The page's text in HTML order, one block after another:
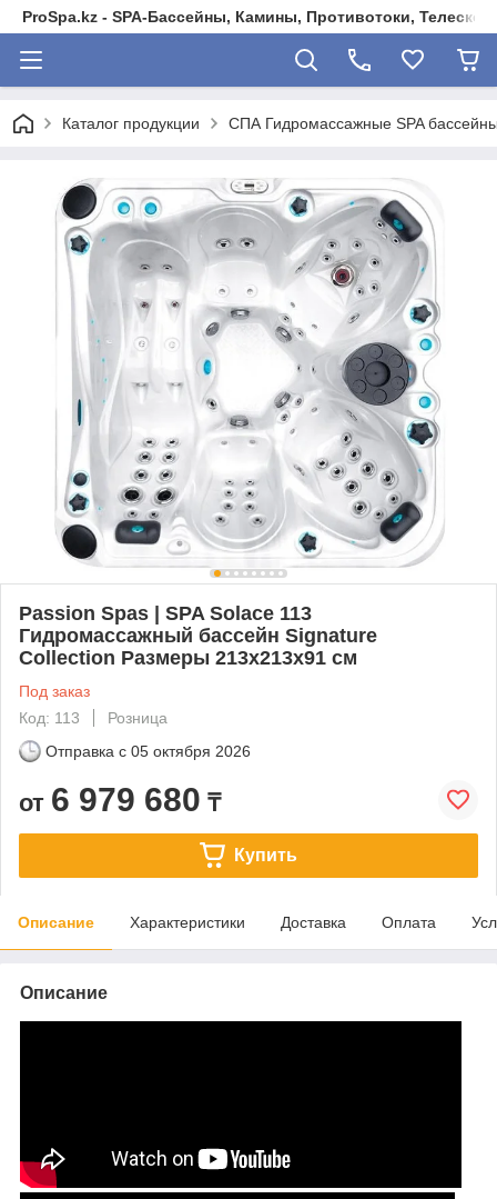
ProSpa.kz - SPA-Бассейны, Камины, Противотоки,
Каталог продукции СПА Гидромассажные SPA
Passion Spas | SPA Solace 113
Гидромассажный бассейн Signature
Collection Размеры 213х213х91 см
Под заказ
Код: 113
Розница
Отправка с 05 октября 2026
от 6 979 680 ₸
Купить
Описание Характеристики Доставка Оплата
Описание